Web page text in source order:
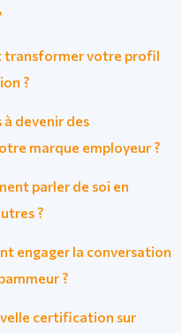
transformer votre profil
?
devenir des
marque employeur ?
parler de soi en
?
engager la conversation
?
certification sur